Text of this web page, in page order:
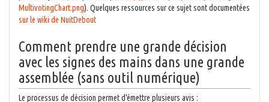
MultivotingChart.png). Quelques ressources sur ce sujet sont documentées
sur le wiki de NuitDebout
Comment prendre une grande décision
avec les signes des mains dans une grande
assemblée (sans outil numérique)
Le processus de décision permet d'émettre plusieurs avis :